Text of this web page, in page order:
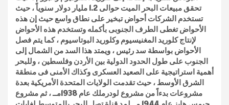
تحقق مبيعات البحر الميت حوالى 1.2 مليار دولار سنوياً ، حيث
تستخدم الشركات أحواض تبخير على نطاق واسع حيث إن هذه
الأحواض تغطى الطرف الجنوبى بأكمله وتستخدم هذه الأحواض
لإنتاج كلوريد المغنيسيوم وكلوريد البوتاسيوم ، كما يتم فصل
الأحواض بواسطة سد رئيس ، ويمتد هذا السد من الشمال إلى
الجنوب على طول الحدود الدولية بين الأردن وفلسطين ، وللبحر
أهمية استراتيجية على الصعيد العسكرى وكذاك الأمنى فى منطقة
الشرق الأوسط ، حيث تقدمت الولايات المتحدة الأمريكية بعدة
مشروعات بدءاً من مشروع لودرملك عام 1938مــ ، ثم مشروع